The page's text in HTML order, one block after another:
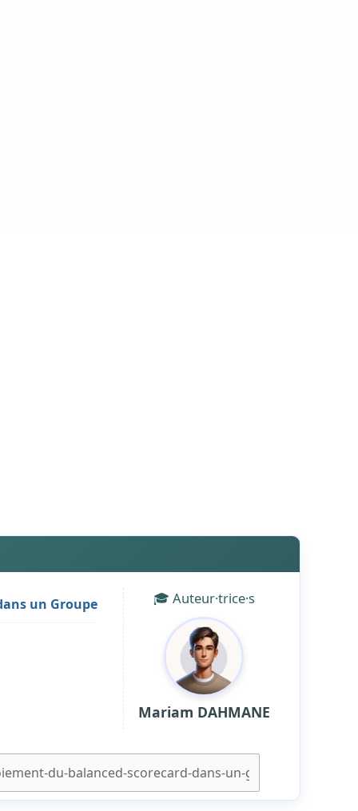
un Groupe 🎓 Auteur·trice·s
Mariam DAHMANE